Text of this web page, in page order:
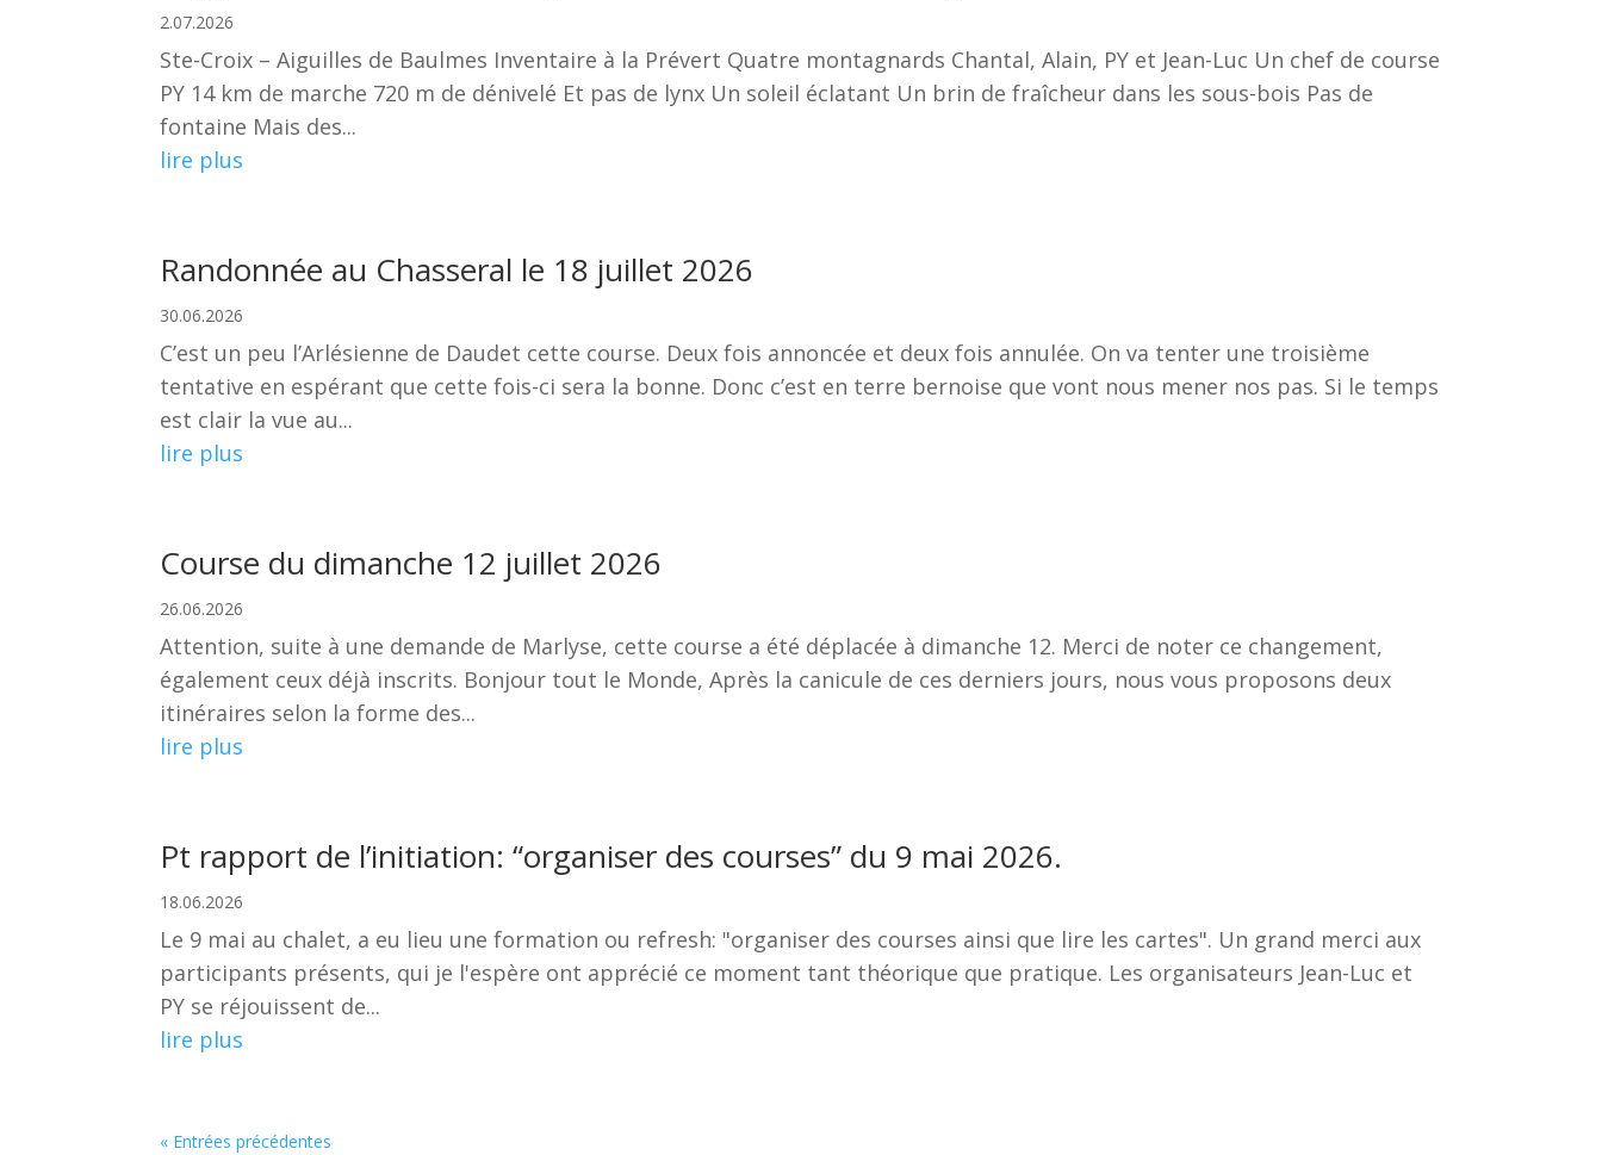
2.07.2026
Ste-Croix – Aiguilles de Baulmes Inventaire à la Prévert Quatre montagnards Chantal, Alain, PY et Jean-Luc Un chef de course
PY 14 km de marche 720 m de dénivelé Et pas de lynx Un soleil éclatant Un brin de fraîcheur dans les sous-bois Pas de
fontaine Mais des...
lire plus
Randonnée au Chasseral le 18 juillet 2026
30.06.2026
C’est un peu l’Arlésienne de Daudet cette course. Deux fois annoncée et deux fois annulée. On va tenter une troisième
tentative en espérant que cette fois-ci sera la bonne. Donc c’est en terre bernoise que vont nous mener nos pas. Si le temps
est clair la vue au...
lire plus
Course du dimanche 12 juillet 2026
26.06.2026
Attention, suite à une demande de Marlyse, cette course a été déplacée à dimanche 12. Merci de noter ce changement,
également ceux déjà inscrits. Bonjour tout le Monde, Après la canicule de ces derniers jours, nous vous proposons deux
itinéraires selon la forme des...
lire plus
Pt rapport de l’initiation: “organiser des courses” du 9 mai 2026.
18.06.2026
Le 9 mai au chalet, a eu lieu une formation ou refresh: "organiser des courses ainsi que lire les cartes". Un grand merci aux
participants présents, qui je l'espère ont apprécié ce moment tant théorique que pratique. Les organisateurs Jean-Luc et
PY se réjouissent de...
lire plus
« Entrées précédentes